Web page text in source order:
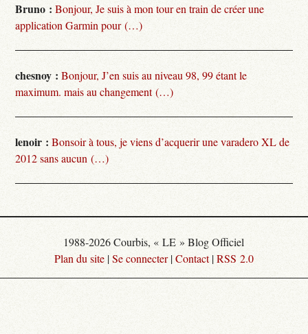
Bruno : Bonjour, Je suis à mon tour en train de créer une
application Garmin pour (…)
chesnoy : Bonjour, J’en suis au niveau 98, 99 étant le
maximum. mais au changement (…)
lenoir : Bonsoir à tous, je viens d’acquerir une varadero XL de
2012 sans aucun (…)
1988-2026 Courbis, « LE » Blog Officiel
Plan du site |Se connecter|Contact|RSS 2.0